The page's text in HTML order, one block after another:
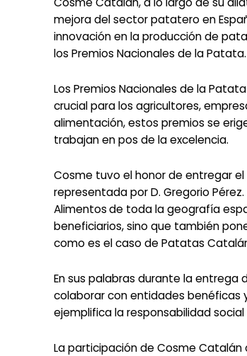
mejora del sector patatero en
innovación en la producción de
los Premios Nacionales de la Patata.
Los Premios Nacionales de la
crucial para los agricultores,
alimentación, estos premios se
trabajan en pos de la excelencia.
Cosme tuvo el honor de entregar el
representada por D. Gregorio
Alimentosde toda la geografía
beneficiarios, sino que también
como es el caso de Patatas
En sus palabras durante la entrega
colaborar con entidades benéficas
ejemplifica la responsabilidad
La participación de Cosme